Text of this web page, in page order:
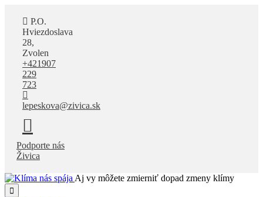
P.O.
Hviezdoslava
28,
Zvolen
+421907
229
723
lepeskova@zivica.sk
Podporte nás
Živica
Aj vy môžete zmierniť dopad zmeny klímy
